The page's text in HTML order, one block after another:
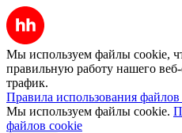
Мы используем файлы cookie,
правильную работу нашего веб-
трафик.
Правила использования
Мы используем файлы cookie.
файлов cookie